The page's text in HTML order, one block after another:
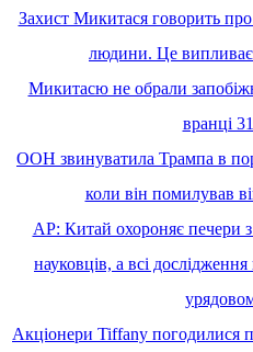
Захист Микитася говорить
людини. Це випливає
Микитасю не обрали
вранці
ООН звинуватила Трампа в
коли він помилував
AP: Китай охороняє печери
науковців, а всі
Акціонери Tiffany погодилися